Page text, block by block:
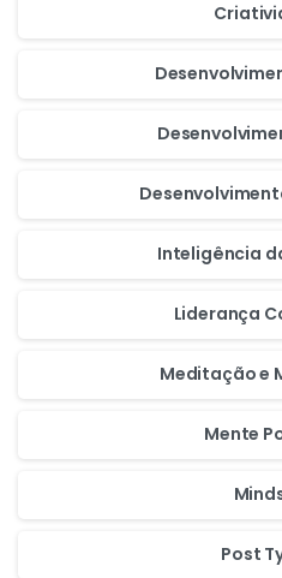
Inteligência
Liderança
Meditação e
Mente
Post